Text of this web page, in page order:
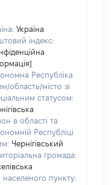
Україна
індекс:
Республіка
область/місто зі
статусом:
в області та
Республіці
Чернігівський
громада:
населеного пункту: